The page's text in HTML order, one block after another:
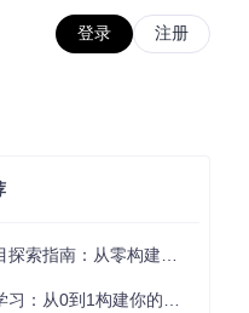
登录 注册
南：从零构建技术能力体系
0到1构建你的编程知识体系